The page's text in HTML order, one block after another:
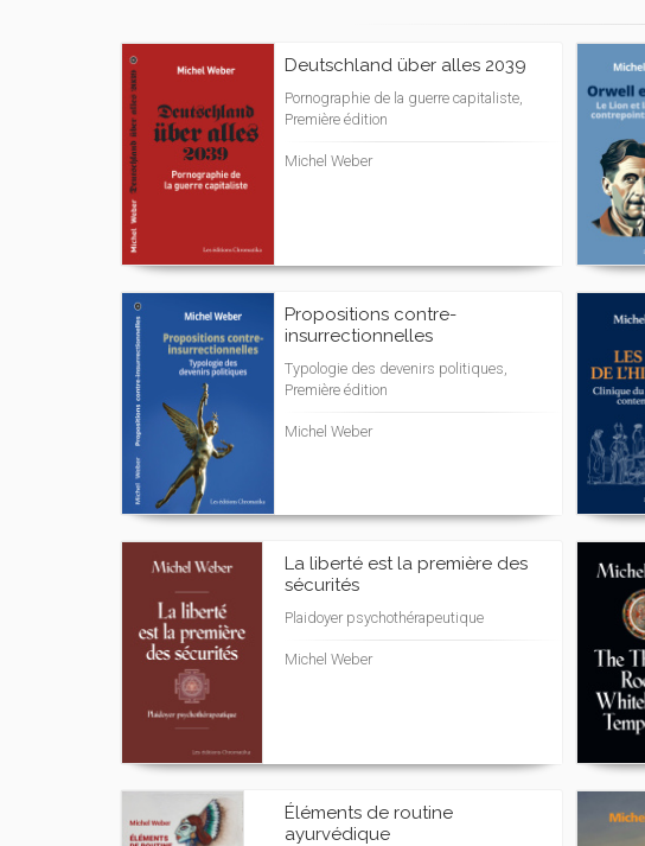
Deutschland über alles 2039
Pornographie de la guerre capitaliste,
Première édition
Michel Weber
Propositions contre-
insurrectionnelles
Typologie des devenirs politiques,
Première édition
Michel Weber
La liberté est la première des
sécurités
Plaidoyer psychothérapeutique
Michel Weber
Éléments de routine
ayurvédique